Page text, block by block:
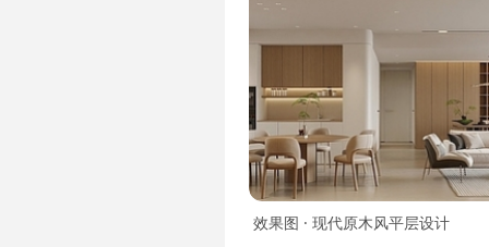
效果图 · 现代原木风平层设计